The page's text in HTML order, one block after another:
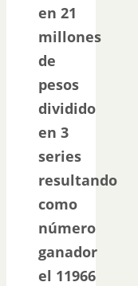
en 21
millones
de
pesos
dividido
en 3
series
resultando
como
número
ganador
el 11966